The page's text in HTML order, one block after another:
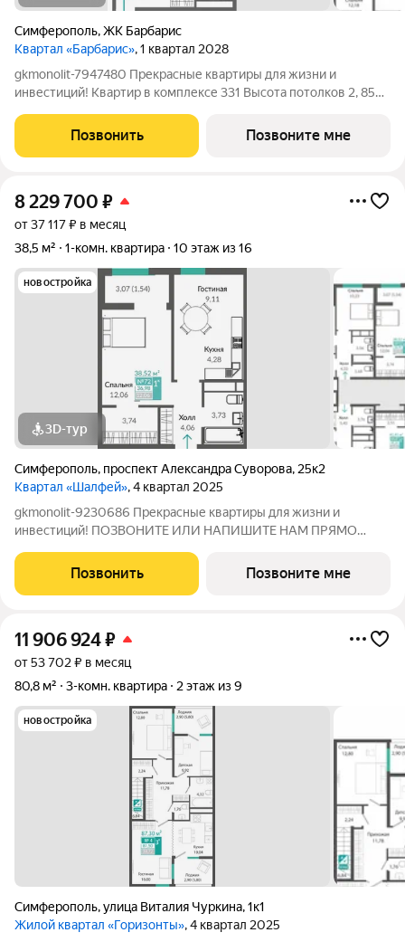
Симферополь,ЖК Барбарис
Квартал «Барбарис», 1 квартал 2028
gkmonolit-7947480 Прекрасные квартиры для жизни и
инвестиций! Квартир в комплексе 331 Высота потолков 2, 85
Коммерческие помещения централизованное Добавляйте
объявление в избранное, чтобы не потерять!
Позвонить Позвоните мне
8 229 700 ₽
от 37 117 ₽ в месяц
38,5 м²
1-комн. квартира 10 этаж из 16
новостройка
3D-тур
Симферополь, проспект Александра Суворова, 25к2
Квартал «Шалфей», 4 квартал 2025
gkmonolit-9230686 Прекрасные квартиры для жизни и
инвестиций! ПОЗВОНИТЕ ИЛИ НАПИШИТЕ НАМ ПРЯМО
ОГРАНИЧЕНО! О КОМПЛЕКСЕ Квартал состоит из 7 секций: 10,
12, 16 этажей и 3 стилобата 1 этаж. Жилой квартал Шалфей -
Позвонить Позвоните мне
11 906 924₽
от 53 702 ₽ в месяц
80,8 м²
3-комн. квартира 2 этаж из 9
новостройка
Симферополь,улица Виталия Чуркина,1к1
Жилой квартал «Горизонты», 4 квартал 2025